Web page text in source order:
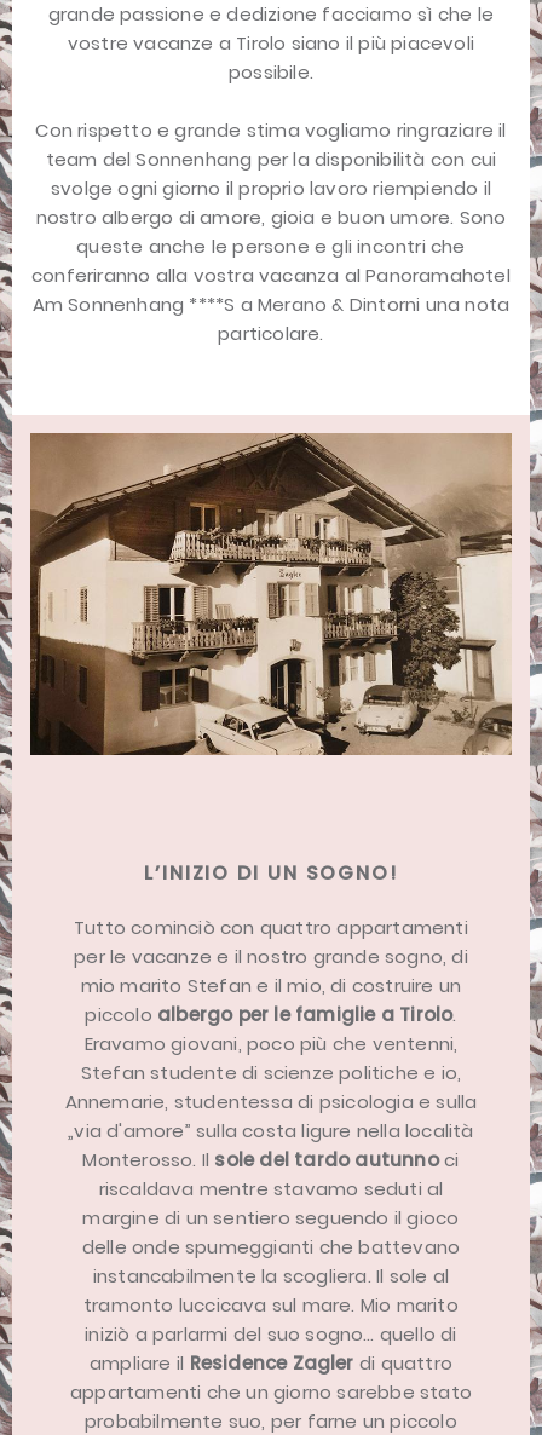
grande passione e dedizione facciamo sì che le
vostre vacanze a Tirolo siano il più piacevoli
possibile.
Con rispetto e grande stima vogliamo ringraziare il
team del Sonnenhang per la disponibilità con cui
svolge ogni giorno il proprio lavoro riempiendo il
nostro albergo di amore, gioia e buon umore. Sono
queste anche le persone e gli incontri che
conferiranno alla vostra vacanza al Panoramahotel
Am Sonnenhang ****S a Merano & Dintorni una nota
particolare.
L’INIZIO DI UN SOGNO!
Tutto cominciò con quattro appartamenti
per le vacanze e il nostro grande sogno, di
mio marito Stefan e il mio, di costruire un
piccolo albergo per le famiglie a Tirolo.
Eravamo giovani, poco più che ventenni,
Stefan studente di scienze politiche e io,
Annemarie, studentessa di psicologia e sulla
„via d'amore” sulla costa ligure nella località
Monterosso. Il sole del tardo autunnoci
riscaldava mentre stavamo seduti al
margine di un sentiero seguendo il gioco
delle onde spumeggianti che battevano
instancabilmente la scogliera. Il sole al
tramonto luccicava sul mare. Mio marito
iniziò a parlarmi del suo sogno… quello di
ampliare il Residence Zagler di quattro
appartamenti che un giorno sarebbe stato
probabilmente suo, per farne un piccolo